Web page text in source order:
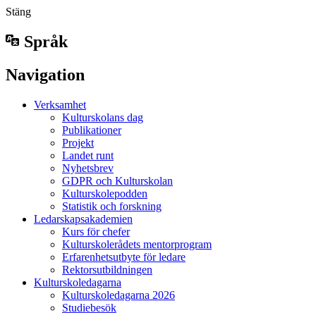
Stäng
Språk
Navigation
Verksamhet
Kulturskolans dag
Publikationer
Projekt
Landet runt
Nyhetsbrev
GDPR och Kulturskolan
Kulturskolepodden
Statistik och forskning
Ledarskapsakademien
Kurs för chefer
Kulturskolerådets mentorprogram
Erfarenhetsutbyte för ledare
Rektorsutbildningen
Kulturskoledagarna
Kulturskoledagarna 2026
Studiebesök